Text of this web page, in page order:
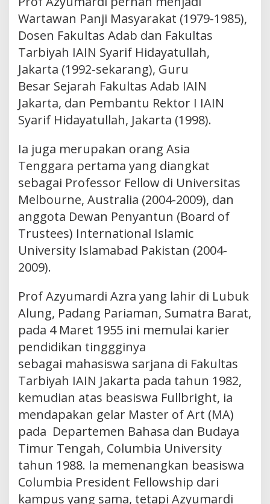
Wartawan Panji Masyarakat (1979-1985),
Dosen Fakultas Adab dan Fakultas
Tarbiyah IAIN Syarif Hidayatullah,
Jakarta (1992-sekarang), Guru
Besar Sejarah Fakultas Adab IAIN
Jakarta, dan Pembantu Rektor I IAIN
Syarif Hidayatullah, Jakarta (1998).
Ia juga merupakan orang Asia
Tenggara pertama yang diangkat
sebagai Professor Fellow di Universitas
Melbourne, Australia (2004-2009), dan
anggota Dewan Penyantun (Board of
Trustees) International Islamic
University Islamabad Pakistan (2004-
2009).
Prof Azyumardi Azra yang lahir di Lubuk
Alung, Padang Pariaman, Sumatra Barat,
pada 4 Maret 1955 ini memulai karier
pendidikan tinggginya
sebagai mahasiswa sarjana di Fakultas
Tarbiyah IAIN Jakarta pada tahun 1982,
kemudian atas beasiswa Fullbright, ia
mendapakan gelar Master of Art (MA)
pada Departemen Bahasa dan Budaya
Timur Tengah, Columbia University
tahun 1988. Ia memenangkan beasiswa
Columbia President Fellowship dari
kampus yang sama, tetapi Azyumardi